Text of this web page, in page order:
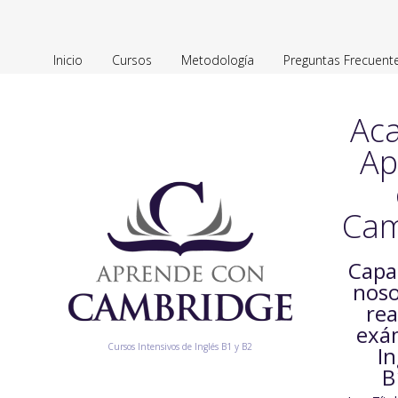
Inicio Cursos Metodología Preguntas
Cursos Intensivos de Inglés B1 y B2